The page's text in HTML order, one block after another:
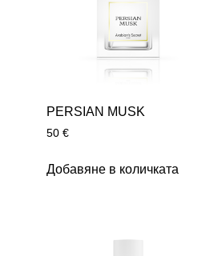
PERSIAN MUSK
50 €
Добавяне в количката